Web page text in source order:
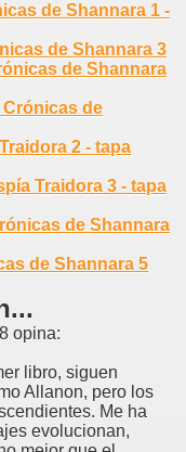
de Shannara 1 -
de Shannara 3
de Shannara
Crónicas de
2 - tapa
Traidora 3 - tapa
de Shannara
de Shannara 5
opina:
libro, siguen
Allanon, pero los
Me ha
evolucionan,